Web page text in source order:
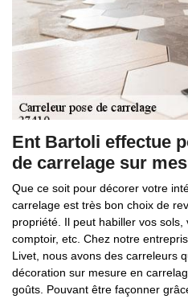
Ent Bartoli effectue
de carrelage sur
Que ce soit pour décorer votre
carrelage est très bon choix de
propriété. Il peut habiller vos
comptoir, etc. Chez notre
Livet, nous avons des carreleurs
décoration sur mesure en
goûts. Pouvant être façonner